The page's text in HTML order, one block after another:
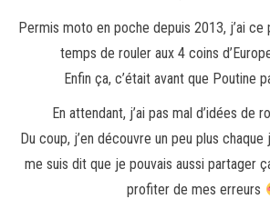
Permis moto en poche depuis 2013, j’ai
temps de rouler aux 4 coins
Enfin ça, c’était avant que Poutine
En attendant, j’ai pas mal d’idées de
Du coup, j’en découvre un peu plus
me suis dit que je pouvais aussi partager
profiter de mes erreurs